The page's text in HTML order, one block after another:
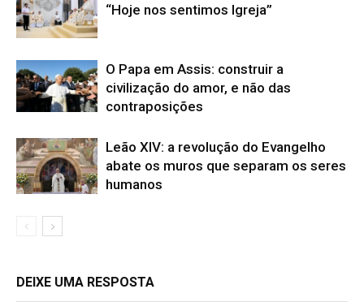
“Hoje nos sentimos Igreja”
O Papa em Assis: construir a
civilização do amor, e não das
contraposições
Leão XIV: a revolução do Evangelho
abate os muros que separam os seres
humanos
DEIXE UMA RESPOSTA